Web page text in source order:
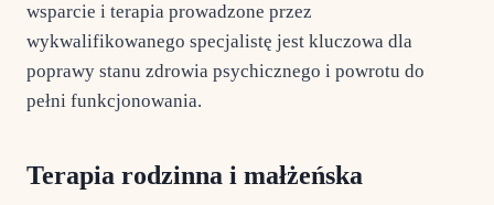
wsparcie i terapia prowadzone przez
wykwalifikowanego specjalistę jest kluczowa dla
poprawy stanu zdrowia psychicznego i powrotu do
pełni funkcjonowania.
Terapia rodzinna i małżeńska